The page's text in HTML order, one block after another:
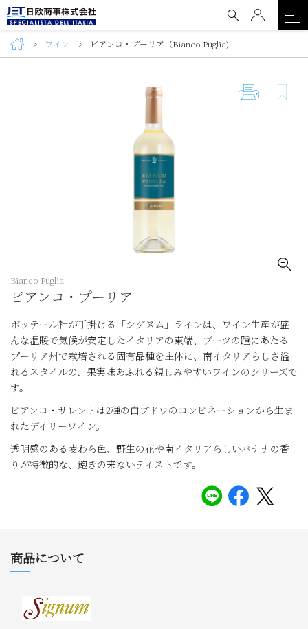
ワイン ビアンコ・プーリア（Bianco Puglia)
Bianco Puglia
ビアンコ・プーリア
ボッテール社が手掛ける「シグヌム」ラインは、ワイン生産が盛
んな温暖で気候が安定したイタリアの東端、ブーツの踵にあたる
プーリア州で栽培される固有品種を主体に、南イタリアらしさ溢
れるスタイルの、果実味あふれる親しみやすいワインのシリーズで
す。
ビアンコ・サレントは2種の白ブドウのコンビネーションから生ま
れたデイリーワイン。
透明感のある麦わら色、野生の花や南イタリアらしいバナナの香
りが特徴的な、飽きの来ないテイストです。
商品について